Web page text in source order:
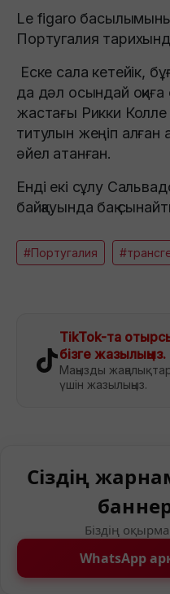
Le figaro
Португалия
Еске сала кетейік,
да дәл осындай
жастағы Рикки
титулын жеңіп алған
әйел атанған.
Енді екі сұлу
байқауында бақ
#Португалия
TikTok-та
бізге жазылыңыз.
Маңызды
үшін жазылыңыз.
Сіздің
Біздің
WhatsApp